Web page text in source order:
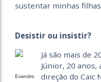
sustentar minhas
Desistir ou insistir?
Evandro
Já são mais de
Júnior, 20 anos,
direção do Caic